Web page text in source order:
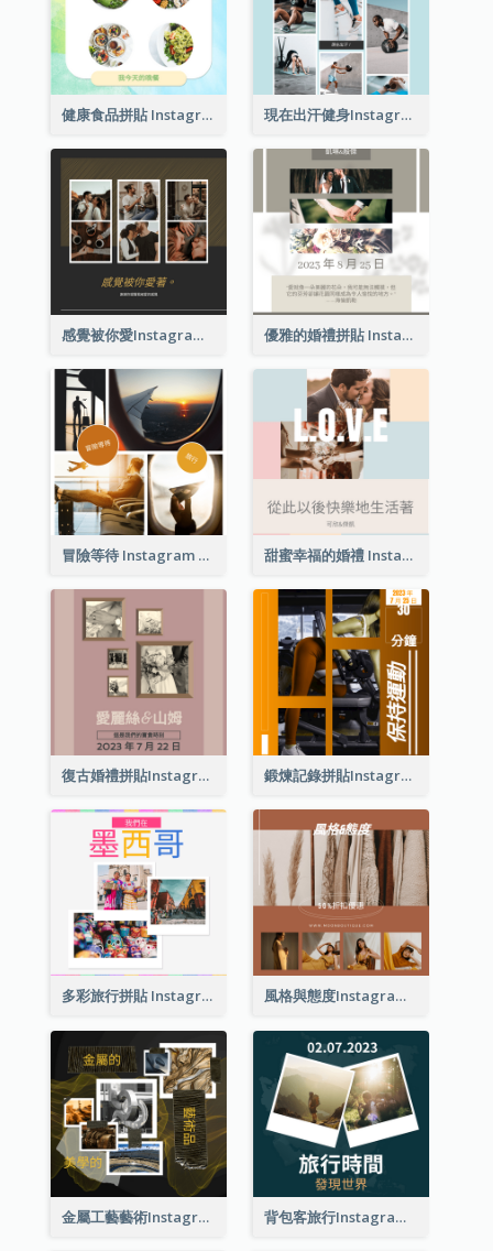
健康食品拼貼 Instagram 帖子 現在出汗健身Instagram帖子
感覺被你愛Instagram 帖子 優雅的婚禮拼貼 Instagram 帖子
冒險等待 Instagram 帖子 甜蜜幸福的婚禮 Instagram 帖子
復古婚禮拼貼Instagram帖子 鍛煉記錄拼貼Instagram帖子
多彩旅行拼貼 Instagram 帖子 風格與態度Instagram帖子
金屬工藝藝術Instagram帖子 背包客旅行Instagram帖子